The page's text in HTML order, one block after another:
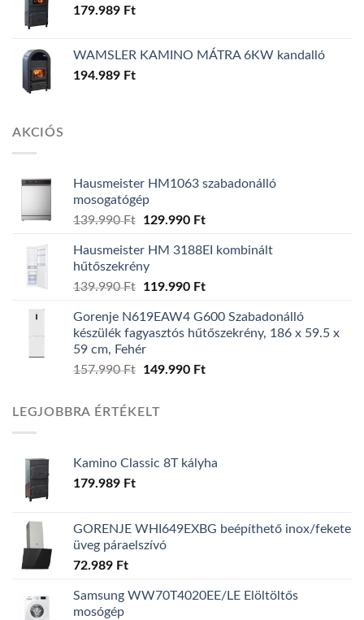
179.989 Ft
WAMSLER KAMINO MÁTRA 6KW kandalló
194.989 Ft
AKCIÓS
Hausmeister HM1063 szabadonálló
mosogatógép
139.990Ft
Original
was:
139.990 Ft.
129.990 FtCurrent
is:
Hausmeister HM 3188EI kombinált
hűtőszekrény
139.990Ft
Original
was:
139.990 Ft.
119.990 FtCurrent
is:
119.990 Ft.
Gorenje N619EAW4 G600 Szabadonálló
készülék fagyasztós hűtőszekrény, 186 x 59.5 x
59 cm, Fehér
157.990Ft
Original
149.990 FtCurrent
LEGJOBBRA ÉRTÉKELT
Kamino Classic 8T kályha
179.989 Ft
GORENJE WHI649EXBG beépíthető inox/fekete
üveg páraelszívó
72.989 Ft
Samsung WW70T4020EE/LE Elöltöltős
mosógép